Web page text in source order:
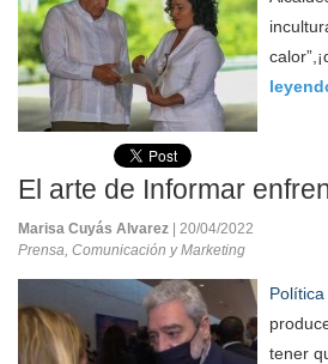
El arte de Informar
Marisa Cuyás Alvarez
| 20/04/2022
Prensa, Comunicación y Marketing
tener